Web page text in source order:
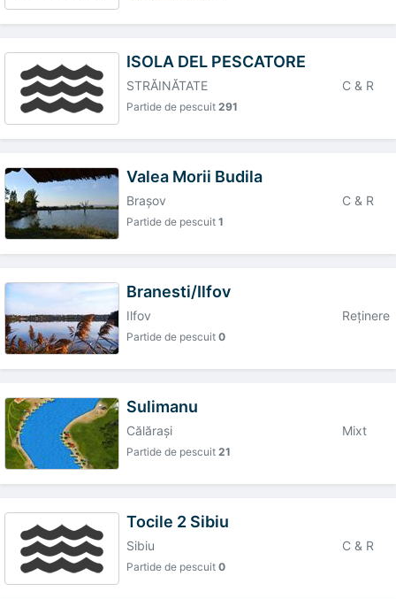
ISOLA DEL PESCATORE
STRĂINĂTATE C & R
Partide de pescuit 291
Valea Morii Budila
Braşov C & R
Partide de pescuit 1
Branesti/Ilfov
Ilfov Reţinere
Partide de pescuit 0
Sulimanu
Călăraşi Mixt
Partide de pescuit 21
Tocile 2 Sibiu
Sibiu C & R
Partide de pescuit 0